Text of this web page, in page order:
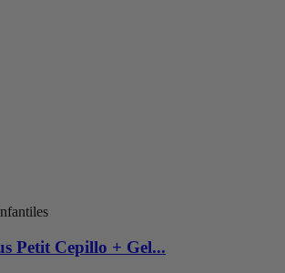
Petit Cepillo + Gel...